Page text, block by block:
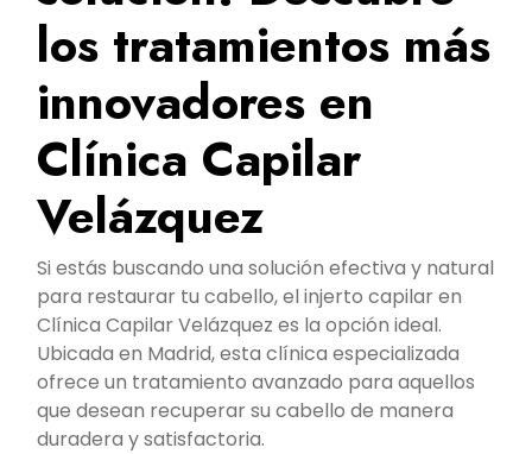
los tratamientos más
innovadores en
Clínica Capilar
Velázquez
Si estás buscando una solución efectiva y natural
para restaurar tu cabello, el injerto capilar en
Clínica Capilar Velázquez es la opción ideal.
Ubicada en Madrid, esta clínica especializada
ofrece un tratamiento avanzado para aquellos
que desean recuperar su cabello de manera
duradera y satisfactoria.